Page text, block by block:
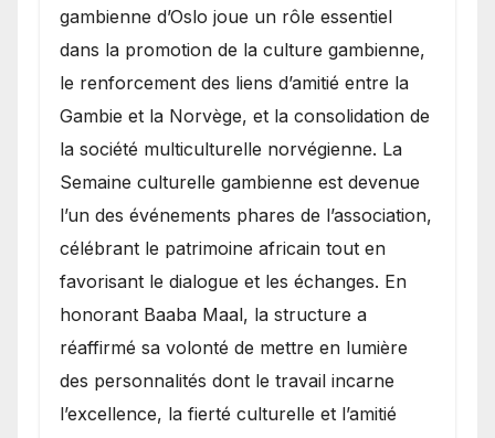
gambienne d’Oslo joue un rôle essentiel
dans la promotion de la culture gambienne,
le renforcement des liens d’amitié entre la
Gambie et la Norvège, et la consolidation de
la société multiculturelle norvégienne. La
Semaine culturelle gambienne est devenue
l’un des événements phares de l’association,
célébrant le patrimoine africain tout en
favorisant le dialogue et les échanges. En
honorant Baaba Maal, la structure a
réaffirmé sa volonté de mettre en lumière
des personnalités dont le travail incarne
l’excellence, la fierté culturelle et l’amitié